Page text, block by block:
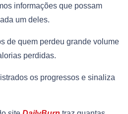
informações que possam
um deles.
de quem perdeu grande volume
perdidas.
os progressos e sinaliza